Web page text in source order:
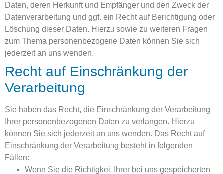
Daten, deren Herkunft und Empfänger und den Zweck der
Datenverarbeitung und ggf. ein Recht auf Berichtigung oder
Löschung dieser Daten. Hierzu sowie zu weiteren Fragen
zum Thema personenbezogene Daten können Sie sich
jederzeit an uns wenden.
Recht auf Einschränkung der
Verarbeitung
Sie haben das Recht, die Einschränkung der Verarbeitung
Ihrer personenbezogenen Daten zu verlangen. Hierzu
können Sie sich jederzeit an uns wenden. Das Recht auf
Einschränkung der Verarbeitung besteht in folgenden
Fällen:
Wenn Sie die Richtigkeit Ihrer bei uns gespeicherten